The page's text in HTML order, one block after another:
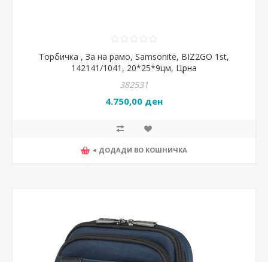
Торбичка , За на рамо, Samsonite, BIZ2GO 1st,
142141/1041, 20*25*9цм, Црна
382531
4.750,00 ден
+ ДОДАДИ ВО КОШНИЧКА